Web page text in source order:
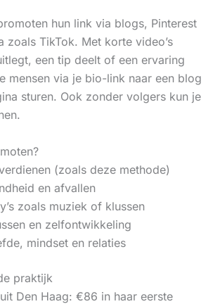
hun link via blogs, Pinterest
zoals TikTok. Met korte video’s
een tip deelt of een ervaring
mensen via je bio-link naar een blog
sturen. Ook zonder volgers kun je
(zoals deze methode)
en afvallen
zoals muziek of klussen
en zelfontwikkeling
mindset en relaties
praktijk
Den Haag: €86 in haar eerste